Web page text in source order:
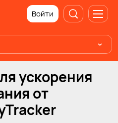
Войти
ускорения
от